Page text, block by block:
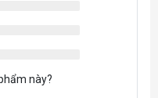
này?